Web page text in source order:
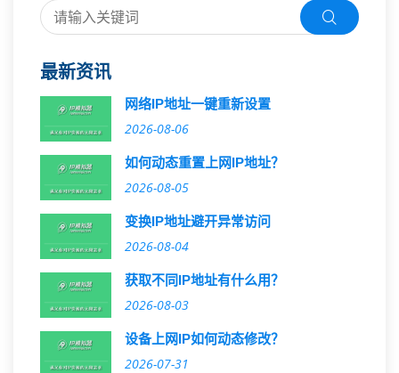
最新资讯
网络IP地址一键重新设置
2026-08-06
如何动态重置上网IP地址？
2026-08-05
变换IP地址避开异常访问
2026-08-04
获取不同IP地址有什么用？
2026-08-03
设备上网IP如何动态修改？
2026-07-31